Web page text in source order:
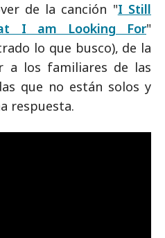
de la canción "I Still
I am Looking For"
lo que busco), de la
a los familiares de las
que no están solos y
respuesta.